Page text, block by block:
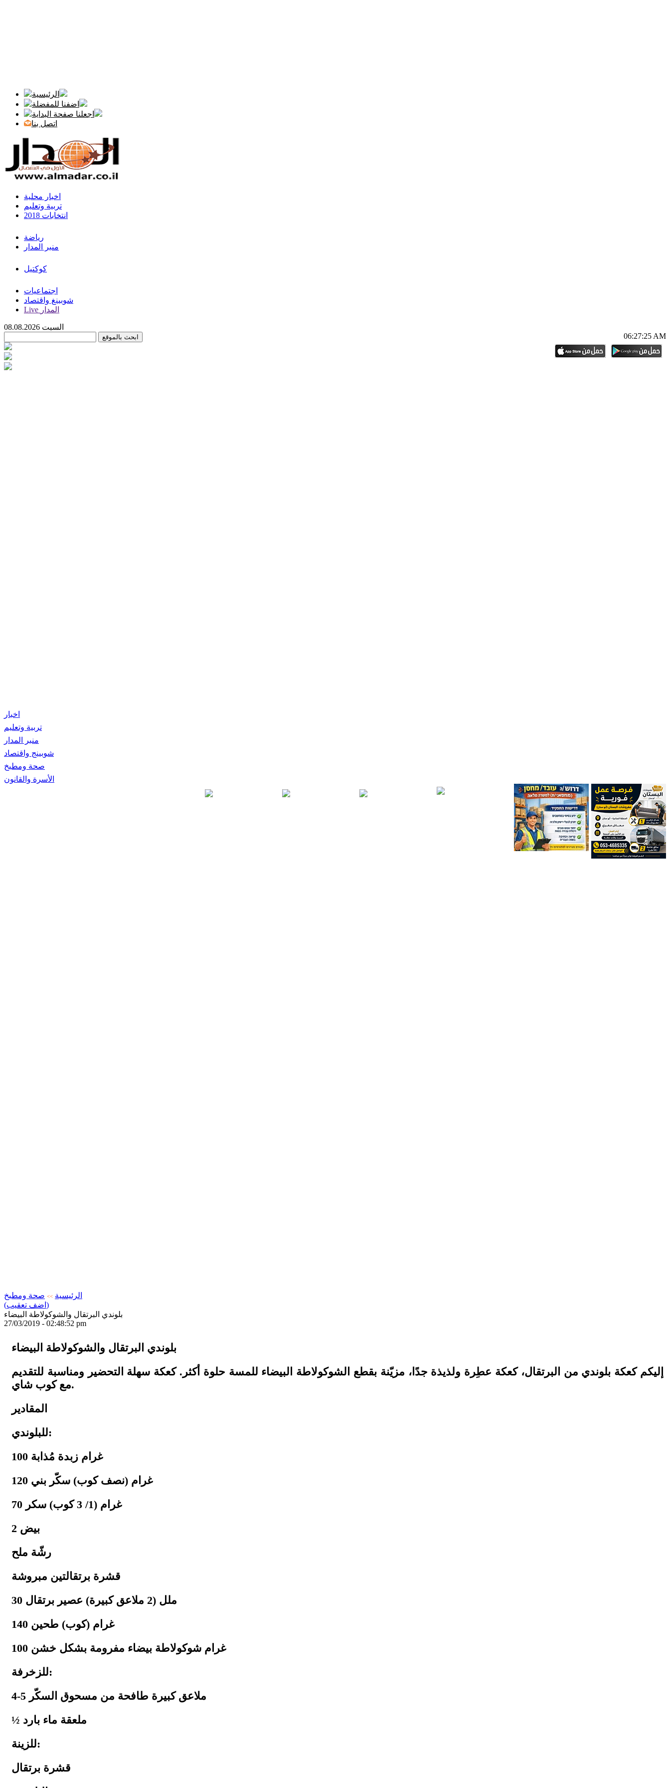
الرئيسية
اضفنا للمفضلة
اجعلنا صفحة البداية
اتصل بنا
اخبار محلية
تربية وتعليم
انتخابات 2018
رياضة
منبر المدار
كوكتيل
اجتماعيات
شوبينغ واقتصاد
Live المدار
06:27:26 AM
اخبار
تربية وتعليم
منبر المدار
شوبينج واقتصاد
صحة ومطبخ
الأسرة والقانون
الرئيسية >> صحة ومطبخ
(اضف تعقيب)
بلوندي البرتقال والشوكولاطة البيضاء
27/03/2019 - 02:48:52 pm
بلوندي البرتقال والشوكولاطة البيضاء
إليكم كعكة بلوندي من البرتقال، كعكة عطِرة ولذيذة جدًا، مزيّنة بقطع الشوكولاطة البيضاء للمسة حلوة أكثر. كعكة سهلة التحضير ومناسبة للتقديم
مع كوب شاي.
المقادير
للبلوندي:
100 غرام زبدة مُذابة
120 غرام (نصف كوب) سكّر بني
70 غرام (1/ 3 كوب) سكر
2 بيض
رشّة ملح
قشرة برتقالتين مبروشة
30 ملل (2 ملاعق كبيرة) عصير برتقال
140 غرام (كوب) طحين
100 غرام شوكولاطة بيضاء مفرومة بشكل خشن
للزخرفة:
4-5 ملاعق كبيرة طافحة من مسحوق السكّر
½ ملعقة ماء بارد
للزينة:
قشرة برتقال